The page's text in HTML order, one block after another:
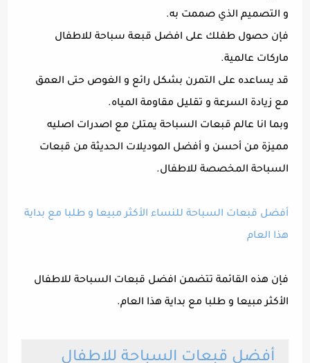
و التصميم الذي صممت به.
فإن حصول طفلك على افضل قبعة سباحة للاطفال
ماركات عالمية.
قد يساعده على التمرن بشكل رائع و الغوص حتى العمق
مع زيادة السرعة و تقليل مقاومة المياه.
وبما انا عالم قبعات السباحة يمتلئ مع اصدرات اصليه
مميزة من أحسن و أفضل الموديلات الحديثة من قبعات
السباحة المخصصة للاطفال.
أفضل قبعات السباحة للنساء الأكثر مبيعا و طلبا مع بداية
هذا العام
فإن هذه القائمة تتضمن افضل قبعات السباحة للاطفال
الأكثر مبيعا و طلبا مع بداية هذا العام.
أفضل قبعات السباحة للاطفال